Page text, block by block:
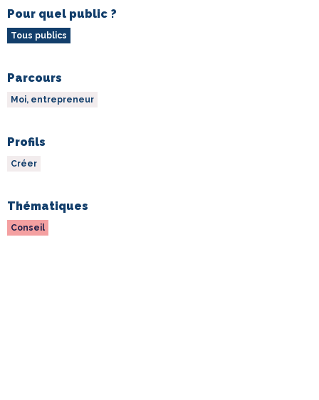
Pour quel public ?
Tous publics
Parcours
Moi, entrepreneur
Profils
Créer
Thématiques
Conseil